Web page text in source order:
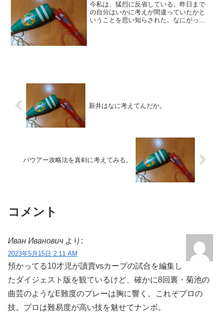
今私は、猛烈に反省している。昨日まで
の自分はいかに考えが間違っていたかと
いうことを思い知らされた。なにがっ
新井はなに考えてんだか。
バウアー攻略法を真剣に考えてみる。
コメント
Иван Иванович より:
2023年5月15日 2:11 AM
預かってる10才児が讀賣vsカープの試合を編集し
たダイジェスト版を観ているけど、確かに8回裏・菊池の
曲芸のようなE難度のプレーは胸に響く。これぞプロの
技。プロは難易度が高い技を魅せてナンボ。